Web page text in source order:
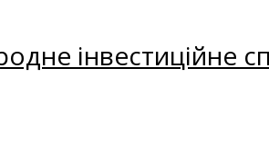
інвестиційне